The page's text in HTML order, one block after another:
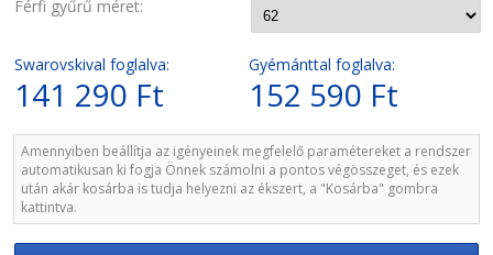
Férfi gyűrű méret:
Swarovskival foglalva:
141 290 Ft
Gyémánttal foglalva:
152 590 Ft
Amennyiben beállítja az igényeinek megfelelő paramétereket a rendszer
automatikusan ki fogja Önnek számolni a pontos végösszeget, és ezek
után akár kosárba is tudja helyezni az ékszert, a "Kosárba" gombra
kattintva.